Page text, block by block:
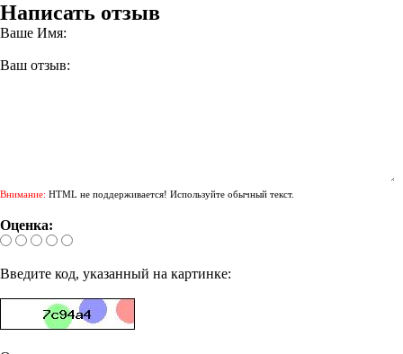
Написать отзыв
Ваше Имя:
Ваш отзыв:
Внимание: HTML не поддерживается! Используйте обычный текст.
Оценка:
Введите код, указанный на картинке: